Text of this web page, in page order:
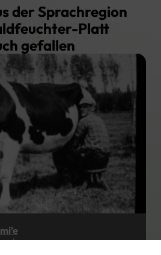
der Sprachregion
Platt
gefallen